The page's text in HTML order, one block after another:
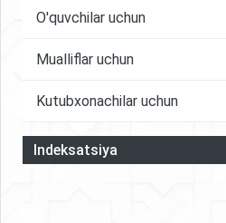
O'quvchilar uchun
Mualliflar uchun
Kutubxonachilar uchun
Indeksatsiya